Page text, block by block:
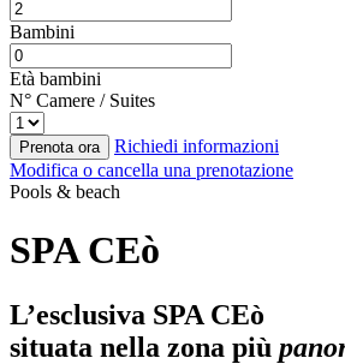
Bambini
Età bambini
N° Camere / Suites
Prenota ora
Richiedi informazioni
Modifica o cancella una prenotazione
Pools & beach
SPA CEò
L’esclusiva SPA CEò
situata nella zona più